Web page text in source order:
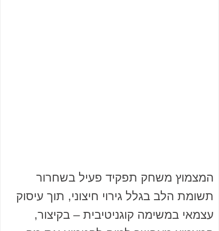
המצמוץ משחק תפקיד פעיל בשחרור
תשומת הלב בגלל גירוי חיצוני, תוך עיסוק
עצמאי במשימה קוגניטיבית – בקיצור,